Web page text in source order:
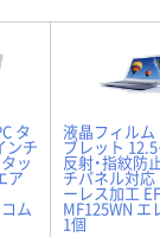
タ
ンチ
ッ
ア
ム
液晶フィルム
ブレット
反射・指紋防
チパネル対応
ーレス加工
MF125WN エ
1個